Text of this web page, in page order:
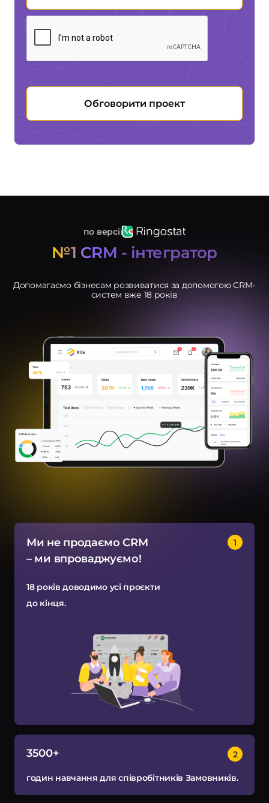
Послуги
CRM
маркетинг
Обговорити проект
по версії
№1 CRM - інтегратор
Допомагаємо бізнесам розвиватися за допомогою CRM-
систем вже 18 років
Ми не продаємо CRM
– ми впроваджуємо!
18 років доводимо усі проєкти
до кінця.
3500+
годин навчання для співробітників Замовників.